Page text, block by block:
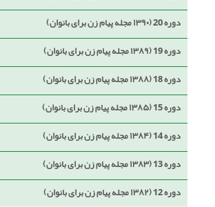
دوره 20 (۱۳۹۰ مجله پیام زن برای بانوان)
دوره 19 (۱۳۸۹ مجله پیام زن برای بانوان)
دوره 18 (۱۳۸۸ مجله پیام زن برای بانوان)
دوره 15 (۱۳۸۵ مجله پیام زن برای بانوان)
دوره 14 (۱۳۸۴ مجله پیام زن برای بانوان)
دوره 13 (۱۳۸۳ مجله پیام زن برای بانوان)
دوره 12 (۱۳۸۲ مجله پیام زن برای بانوان)